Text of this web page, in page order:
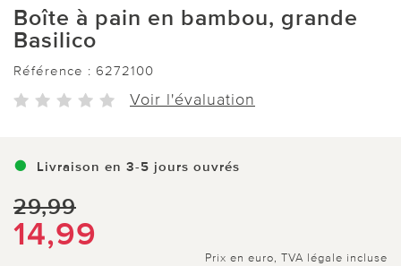
Boîte à pain en bambou, grande
Basilico
Référence : 6272100
Voir l'évaluation
Livraison en 3-5 jours ouvrés
29,99
14,99
Prix en euro, TVA légale incluse